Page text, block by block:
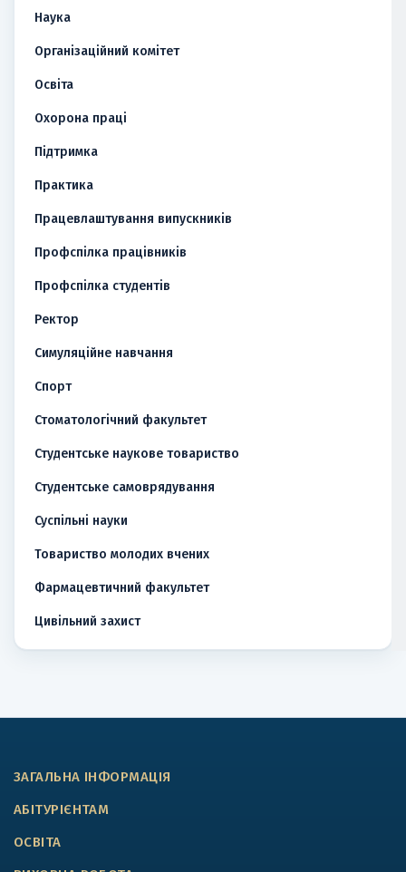
Наука
Організаційний комітет
Освіта
Охорона праці
Підтримка
Практика
Працевлаштування випускників
Профспілка працівників
Профспілка студентів
Ректор
Симуляційне навчання
Спорт
Стоматологічний факультет
Студентське наукове товариство
Студентське самоврядування
Суспільні науки
Товариство молодих вчених
Фармацевтичний факультет
Цивільний захист
ЗАГАЛЬНА ІНФОРМАЦІЯ
АБІТУРІЄНТАМ
ОСВІТА